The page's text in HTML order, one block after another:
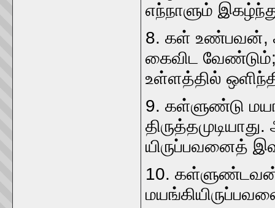
எந்நாளும்‌
8. கள்‌ உண்பவன்‌,
கைவிட
உள்ளத்தில்‌
9. கள்ளுண்டு
யிருப்பவனைத்‌
10.